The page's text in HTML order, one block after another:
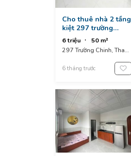
Cho thuê nhà 2 tầng
kiệt 297 trường
chinh , thanh khê
6 triệu
50 m²
297 Trường Chinh, Thanh
Vietnam
6 tháng trước